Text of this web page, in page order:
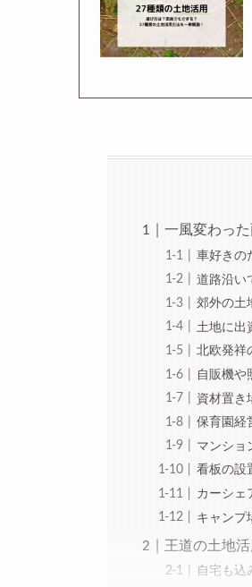
一風変わっ
車好きの
道路沿い
郊外の土
土地に出
北欧発祥
自販機や
資材置き
保育園経
マンショ
看板の設
カーシェ
キャンプ
王道の土地
自宅も込